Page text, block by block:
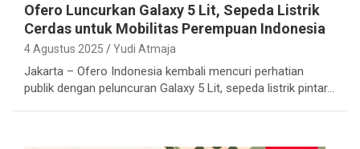
Ofero Luncurkan Galaxy 5 Lit, Sepeda Listrik
Cerdas untuk Mobilitas Perempuan Indonesia
4 Agustus 2025 Yudi Atmaja
Jakarta – Ofero Indonesia kembali mencuri perhatian
publik dengan peluncuran Galaxy 5 Lit, sepeda listrik pintar…